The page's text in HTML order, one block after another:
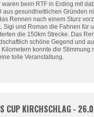
waren beim RTF in Erding mit
aus gesundheitlichen Gründen
Rennen nach einem Sturz
Sigi und Roman die Fahnen für
die 150km Strecke. Das
schöne Gegend und
konnte die Stimmung
tolle Veranstaltung.
CUP KIRCHSCHLAG -